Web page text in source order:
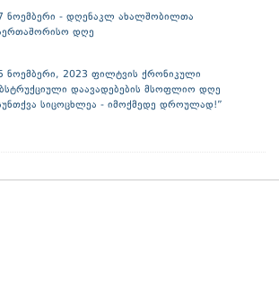
ნოემბერი - დღენაკლ ახალშობილთა
დღე
ნოემბერი, 2023 ფილტვის ქრონიკული
დაავადებების მსოფლიო დღე
სიცოცხლეა - იმოქმედე დროულად!”